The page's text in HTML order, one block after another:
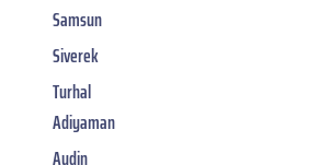
Samsun
Siverek
Turhal
Adiyaman
Aydin